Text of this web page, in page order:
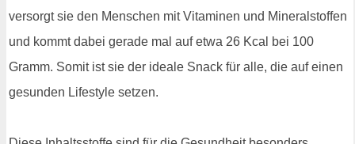
versorgt sie den Menschen mit Vitaminen und Mineralstoffen
und kommt dabei gerade mal auf etwa 26 Kcal bei 100
Gramm. Somit ist sie der ideale Snack für alle, die auf einen
gesunden Lifestyle setzen.